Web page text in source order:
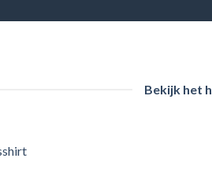
Bekijk het